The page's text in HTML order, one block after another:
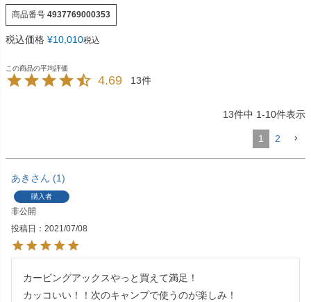
商品番号 4937769000353
税込価格 ¥10,010税込
4.69 13
13件中 1-10件表示
1 2
あき 1
購入者
非公開
投稿日
2021/07/08
カービングアックスやっと買えて満足！
カッコいい！！次のキャンプで使うのが楽しみ！